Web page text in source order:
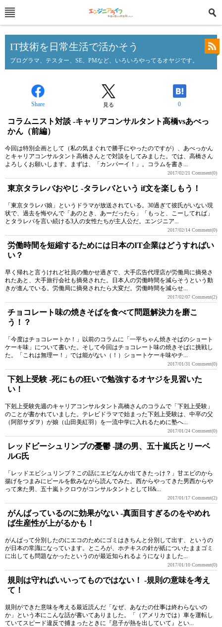
IT技術を日常生活で活かそう
プログラマ、テスター、SE、PMなど、いろいろやってるオヤジです。
Share 見る 0
コラムニスト対談 -キャリアコンサルタント高橋vsあべっ
かん（前編）
今回は特別企画として（私の気まぐれで勝手にやったのですが）、あべっかん
とキャリアコンサルタント高橋さんとで対談をしてみました。では、高橋さん
よろしくお願いします。まずは、「カンパーイ！」。コラムを書き...
2017/02/21 Comment(0)
東京タラレバおやじ -タラレバという if文を楽しもう！
「東京タラレバ娘」というドラマが放送されている。30過ぎて彼氏がいない現
状で、過去を悔やんで「あのとき、あーだったら」「もっと、こーしてれば」
とタラレバを言い続ける3人の女性たちが主人公だ。エンジニア...
2017/02/14 Comment(0)
労働時間を短縮するためには日本のIT企業はどうすればい
い？
早く帰れと言うけれど社員の働かせ過ぎで、大手広告代理店が労働局に摘発さ
れたあと、大手旅行会社も摘発された。日本人の労働時間を減らそうという動
きが進んでいる。労働局に摘発されたら大変だ。労働時間を減らせ...
2017/02/07 Comment(2)
チョコレート味の焼きそばを食べて問題解決力を磨こ
う！？
「今度はチョコレートか！」以前のコラムに「一平ちゃん焼きそばのショート
ケーキ味」について書いた。そして今回はチョコレート味の焼きそばに挑戦し
た。「これは無理ー！」では能がない（！）ショートケーキ味やチ...
2017/01/31 Comment(0)
下剋上受験 -死にもの狂いで勉強するオヤジを見習いた
い！
下剋上受験先週のキャリアコンサルタント高橋さんのコラムで「下剋上受験」
のことが書かれていました。テレビドラマで始まった下剋上受験は、中卒の父
（阿部サダヲ）が娘（山田美紅羽）を一流中学に入れるために塾へ...
2017/01/24 Comment(0)
レッドビーシュリンプの憂鬱 -謎の男、五十嵐氏とリーベ
ルG氏
「レッドエビシュリンプ？この話にエビなんか出てきたっけ？」甘エビのから
揚げをつまみにビールを飲みながら読んでみた。西からやってきた男西からや
って来た男、五十嵐トクロウがコンサルタントとしてH&...
2017/01/17 Comment(2)
がんばっているのに効果がない -真面目すぎるのをやめれ
ば生産性が上がるかも！
がんばって分別したのにエコのためにゴミはきちんと分別して出す、というの
が日本の常識になっています。ところが、ホチキスの針が紙についたままゴミ
に出しても問題なかったというのが最近知られるようになりました...
2017/01/10 Comment(0)
規則は守ればいいってものではない！ -規則の意味を考え
て！
規則ができた意味を考える最近読んだ「なぜ、あなたの仕事は終わらないの
か」という本にこんな話が書いてありました。「（アメリカでは）車を運転し
ていてスピード違反で捕まったときに『息子が熱を出していて』とい...